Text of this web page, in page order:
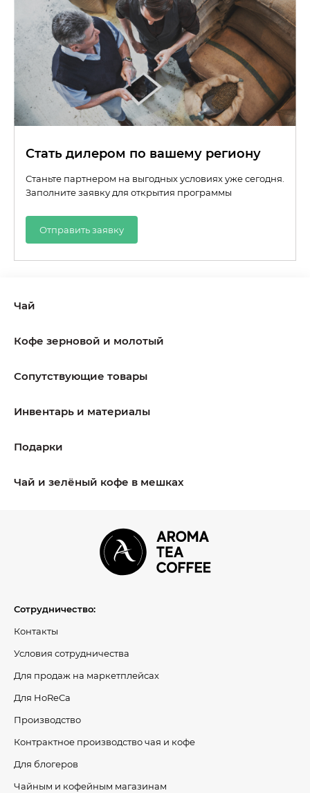
Стать дилером по вашему региону
Станьте партнером на выгодных условиях уже сегодня.
Заполните заявку для открытия программы
Отправить заявку
Чай
Кофе зерновой и молотый
Сопутствующие товары
Инвентарь и материалы
Подарки
Чай и зелёный кофе в мешках
Сотрудничество:
Контакты
Условия сотрудничества
Для продаж на маркетплейсах
Для HoReCa
Производство
Контрактное производство чая и кофе
Для блогеров
Чайным и кофейным магазинам